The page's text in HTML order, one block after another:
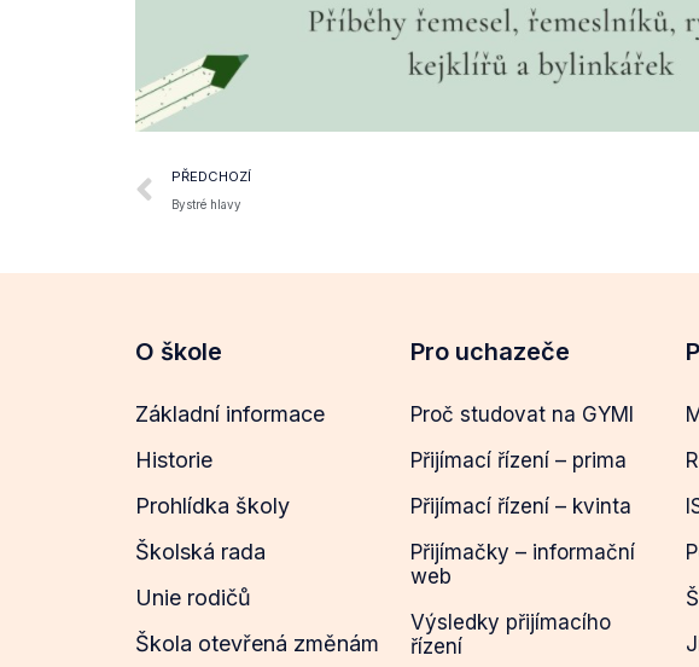
PŘEDCHOZÍ
Bystré hlavy
O škole
Základní informace
Historie
Prohlídka školy
Školská rada
Unie rodičů
Škola otevřená změnám
Pro uchazeče
Proč studovat na GYMI
Přijímací řízení – prima
Přijímací řízení – kvinta
Přijímačky – informační
web
Výsledky přijímacího
řízení